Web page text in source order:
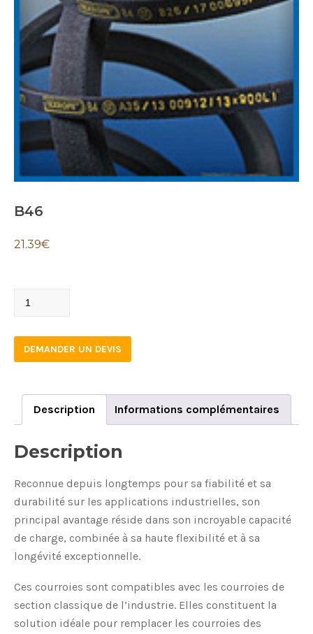
B46
21.39€
B46
DEMANDER UN DEVIS
Description Informations complémentaires
Description
Reconnue depuis longtemps pour sa fiabilité et sa
durabilité sur les applications industrielles, son
principal avantage réside dans son incroyable capacité
de charge, combinée à sa haute flexibilité et à sa
longévité exceptionnelle.
Ces courroies sont compatibles avec les courroies de
section classique de l’industrie. Elles constituent la
solution idéale pour remplacer les courroies des